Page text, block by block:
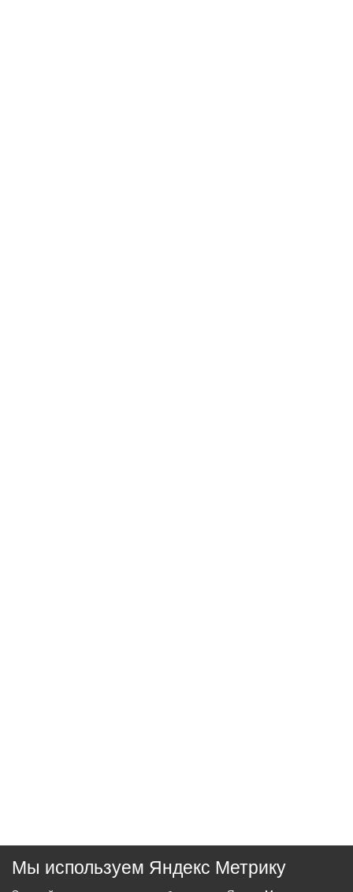
Мы используем Яндекс Метрику